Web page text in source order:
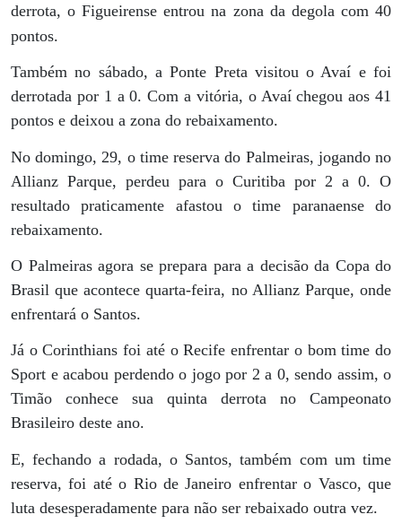
derrota, o Figueirense entrou na zona da degola com 40
pontos.
Também no sábado, a Ponte Preta visitou o Avaí e foi
derrotada por 1 a 0. Com a vitória, o Avaí chegou aos 41
pontos e deixou a zona do rebaixamento.
No domingo, 29, o time reserva do Palmeiras, jogando no
Allianz Parque, perdeu para o Curitiba por 2 a 0. O
resultado praticamente afastou o time paranaense do
rebaixamento.
O Palmeiras agora se prepara para a decisão da Copa do
Brasil que acontece quarta-feira, no Allianz Parque, onde
enfrentará o Santos.
Já o Corinthians foi até o Recife enfrentar o bom time do
Sport e acabou perdendo o jogo por 2 a 0, sendo assim, o
Timão conhece sua quinta derrota no Campeonato
Brasileiro deste ano.
E, fechando a rodada, o Santos, também com um time
reserva, foi até o Rio de Janeiro enfrentar o Vasco, que
luta desesperadamente para não ser rebaixado outra vez.